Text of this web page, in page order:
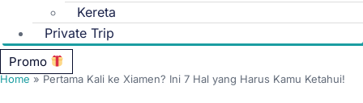
Kereta
Private Trip
Promo
Home»Pertama Kali ke Xiamen? Ini 7 Hal yang Harus Kamu Ketahui!